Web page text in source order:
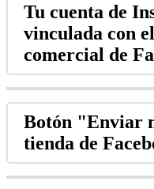
Tu cuenta de
vinculada con
comercial de
Botón "Enviar
tienda de